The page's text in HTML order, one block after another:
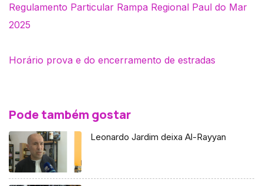
Regulamento Particular Rampa Regional Paul do Mar
2025
Horário prova e do encerramento de estradas
Pode também gostar
Leonardo Jardim deixa Al-Rayyan